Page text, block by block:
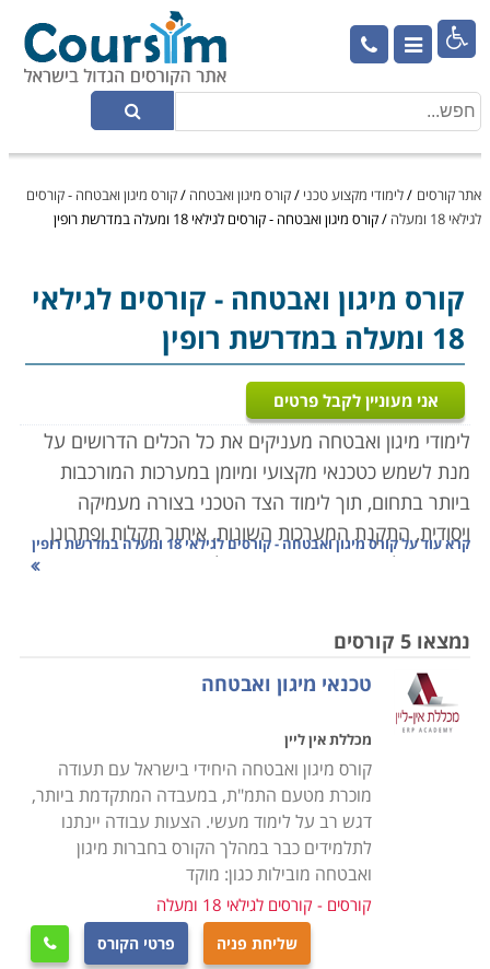

אתר קורסים /לימודי מקצוע טכני /קורס מיגון ואבטחה /קורס מיגון ואבטחה - קורסים
לגילאי 18 ומעלה
/קורס מיגון ואבטחה - קורסים לגילאי 18 ומעלה במדרשת רופין
קורס מיגון ואבטחה - קורסים לגילאי
18 ומעלה במדרשת רופין
אני מעוניין לקבל פרטים
לימודי מיגון ואבטחה מעניקים את כל הכלים הדרושים על
מנת לשמש כטכנאי מקצועי ומיומן במערכות המורכבות
ביותר בתחום, תוך לימוד הצד הטכני בצורה מעמיקה
ויסודית, התקנת המערכות השונות, איתור תקלות ופתרונן
באופן יעיל ואפקטיבי. במסגרת הלימודים יועברו שיעורים
במערכת המיגון או האבטחה,
האינטרקום, התקנה לבתים חכמים, כאשר בנוסף לידע
התיאורטי יועברו שיעורים מעשיים אשר יאפשרו התנסות
בכל מערכת באופן מקצועי.
הלימודים בקורס מיגון ואבטחה מכשירים לקראת אחד
המקצועות המובילים והמבוקשים, שכן כיום כמעט בכל חנות
או בית פרטי קיימת מערכת מעגל סגור, המאבטחת מפני
חדירה של פורצים, גנבים ואף מאפשרת בזמן אמת להפעיל
את כוחות האבטחה לטיפול בחדירה של גורמים בלתי
קרא עוד עלקורס מיגון ואבטחה - קורסים לגילאי 18 ומעלה במדרשת רופין
נמצאו 5 קורסים
טכנאי מיגון ואבטחה
מכללת אין ליין
קורס מיגון ואבטחה היחידי בישראל עם תעודה
מוכרת מטעם התמ"ת, במעבדה המתקדמת ביותר,
דגש רב על לימוד מעשי. הצעות עבודה יינתנו
לתלמידים כבר במהלך הקורס בחברות מיגון
ואבטחה מובילות כגון: מוקד
קורסים - קורסים לגילאי 18 ומעלה
שליחת פניה פרטי הקורס 